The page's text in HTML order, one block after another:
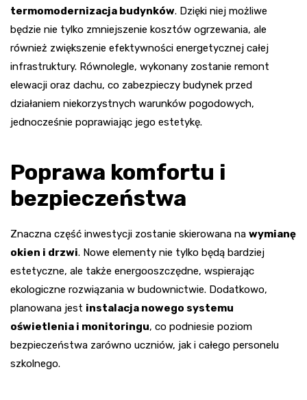
termomodernizacja budynków. Dzięki niej możliwe
będzie nie tylko zmniejszenie kosztów ogrzewania, ale
również zwiększenie efektywności energetycznej całej
infrastruktury. Równolegle, wykonany zostanie remont
elewacji oraz dachu, co zabezpieczy budynek przed
działaniem niekorzystnych warunków pogodowych,
jednocześnie poprawiając jego estetykę.
Poprawa komfortu i
bezpieczeństwa
Znaczna część inwestycji zostanie skierowana na wymianę
okien i drzwi. Nowe elementy nie tylko będą bardziej
estetyczne, ale także energooszczędne, wspierając
ekologiczne rozwiązania w budownictwie. Dodatkowo,
planowana jest instalacja nowego systemu
oświetlenia i monitoringu, co podniesie poziom
bezpieczeństwa zarówno uczniów, jak i całego personelu
szkolnego.